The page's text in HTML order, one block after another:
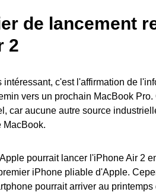
de lancement
2
intéressant, c'est l'affirmation de
vers un prochain MacBook
car aucune autre source
MacBook.
pourrait lancer l'iPhone Air 2
iPhone pliable d'Apple.
pourrait arriver au